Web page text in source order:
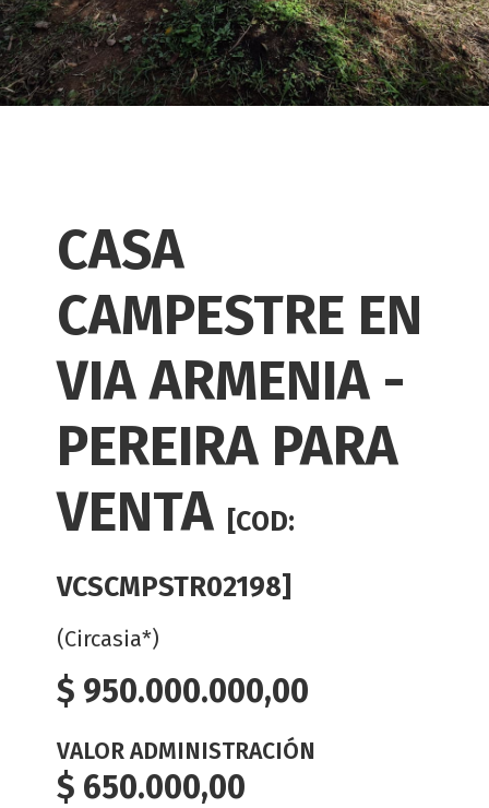
CASA
CAMPESTRE EN
VIA ARMENIA -
PEREIRA PARA
VENTA [COD:
VCSCMPSTR02198]
(Circasia*)
$ 950.000.000,00
VALOR ADMINISTRACIÓN
$ 650.000,00